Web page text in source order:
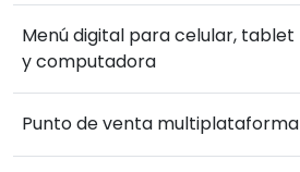
Menú digital para celular, tablet
y computadora
Punto de venta multiplataforma